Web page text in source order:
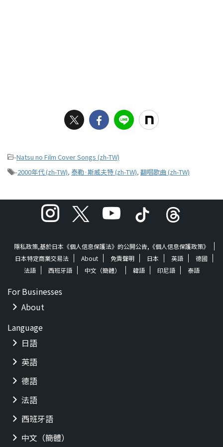
-Natsu no Film Cover Songs (zh-TW)
-2000年代 (zh-TW), 泰勒·斯威夫特 (zh-TW), 翻唱歌曲 (zh-TW)
隱私政策,基於日本《個人信息保護法》的公開公告,《個人信息保護政策》
日本特定商業交易法
About 免責聲明 日本 英語
德國
法語
西班牙語 中文（簡體） 韓語 印尼語 泰語
For Businesses
About
Language
日語
英語
德語
法語
西班牙語
中文（簡體）